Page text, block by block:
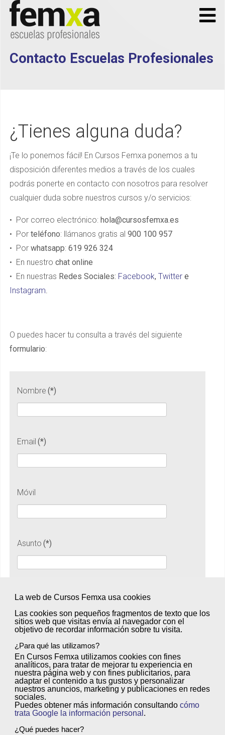
La web de Cursos Femxa usa cookies
Las cookies son pequeños fragmentos de textoque los
sitios web que visitas envía al navegadorcon el
objetivo de recordar información sobre tu visita.
¿Para qué las utilizamos?
En Cursos Femxa utilizamos cookies con fines
analíticos, para tratar de mejorar tu experiencia en
nuestra página web y con fines publicitarios, para
adaptar el contenido a tus gustos y personalizar
nuestros anuncios, marketing y publicaciones en redes
sociales.
Puedes obtener más información consultando cómo
trata Google la información personal .
¿Qué puedes hacer?
Contacto Escuelas Profesionales
¿Tienes alguna duda?
¡Te lo ponemos fácil! En Cursos Femxa ponemos a tu
disposición diferentes medios a través de los cuales
podrás ponerte en contacto con nosotros para resolver
cualquier duda sobre nuestros cursos y/o servicios:
• Por correo electrónico: hola@cursosfemxa.es
• Por teléfono: llámanos gratis al 900 100 957
• Por whatsapp: 619 926 324
• En nuestro chat online
• En nuestras Redes Sociales: Facebook, Twitter e
Instagram.
O puedes hacer tu consulta a través del siguiente
formulario:
Nombre (*)
Email (*)
Móvil
Asunto (*)
Mensaje(*)
(*)
He leído y acepto laPolítica de Privacidad *